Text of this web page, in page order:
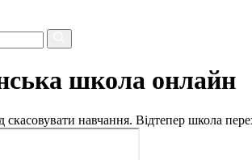
школа онлайн
навчання. Відтепер школа